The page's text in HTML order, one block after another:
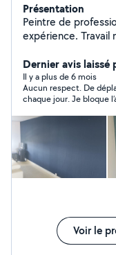
Présentation
Peintre de
expérience.
devis correct et
Dernier avis laissé
Il y a plus de 6 mois
Aucun respect. De
chaque jour. Je bloque
Voir le